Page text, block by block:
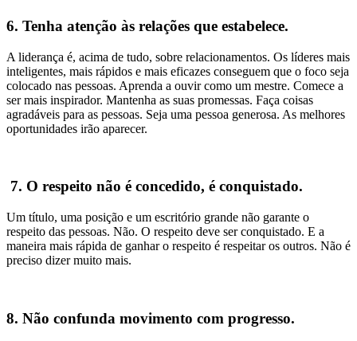
6. Tenha atenção às relações que estabelece.
A liderança é, acima de tudo, sobre relacionamentos. Os líderes mais
inteligentes, mais rápidos e mais eficazes conseguem que o foco seja
colocado nas pessoas. Aprenda a ouvir como um mestre. Comece a
ser mais inspirador. Mantenha as suas promessas. Faça coisas
agradáveis ​​para as pessoas. Seja uma pessoa generosa. As melhores
oportunidades irão aparecer.
7. O respeito não é concedido, é conquistado.
Um título, uma posição e um escritório grande não garante o
respeito das pessoas. Não. O respeito deve ser conquistado. E a
maneira mais rápida de ganhar o respeito é respeitar os outros. Não é
preciso dizer muito mais.
8. Não confunda movimento com progresso.